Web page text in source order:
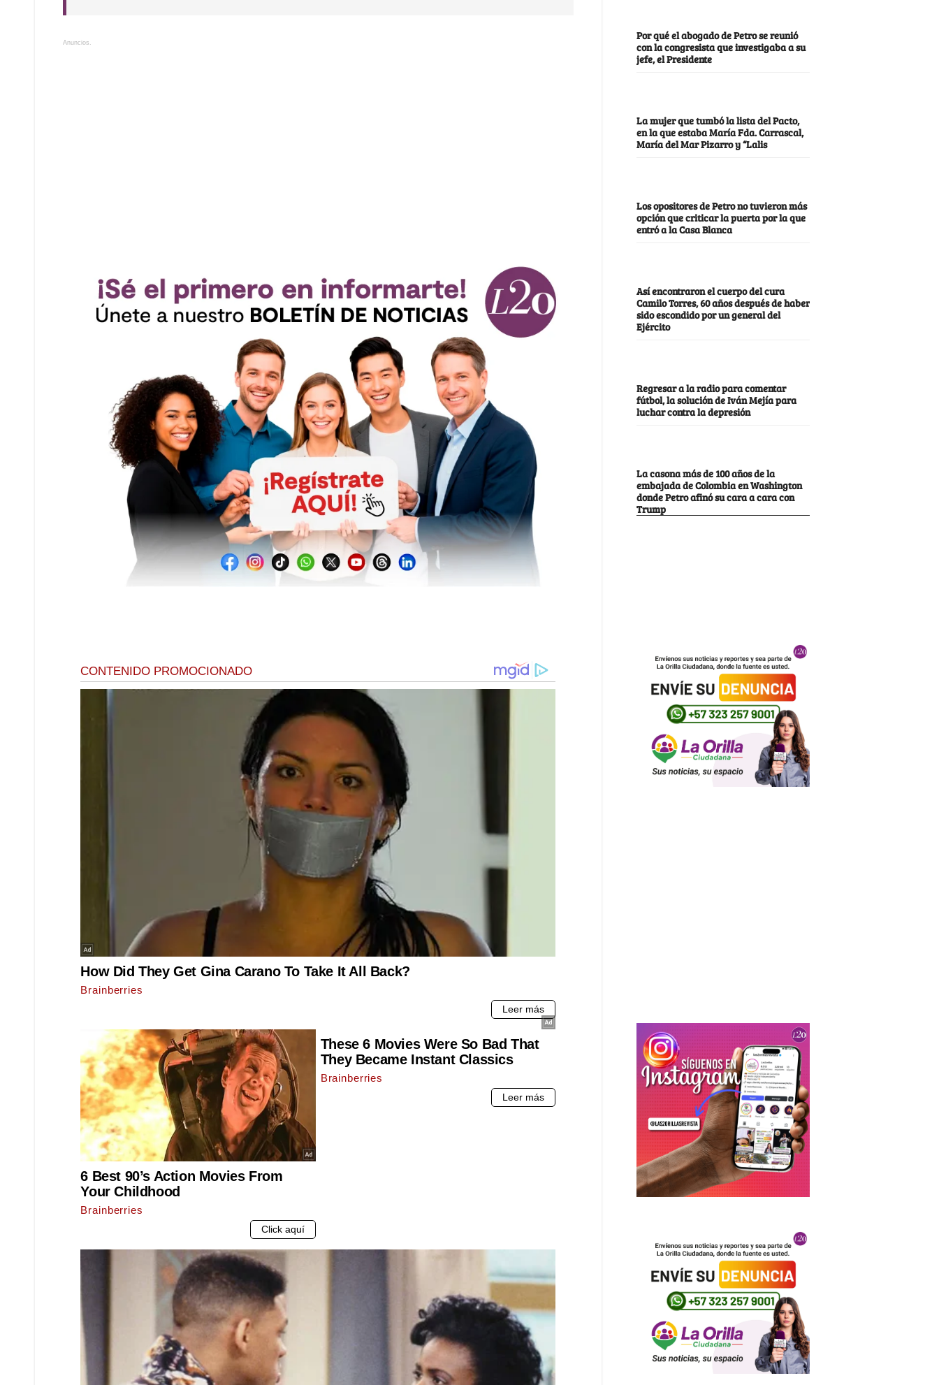
Anuncios.
Por qué el abogado de Petro se reunió
con la congresista que investigaba a su
jefe, el Presidente
La mujer que tumbó la lista del Pacto,
en la que estaba María Fda. Carrascal,
María del Mar Pizarro y “Lalis
Los opositores de Petro no tuvieron más
opción que criticar la puerta por la que
entró a la Casa Blanca
Así encontraron el cuerpo del cura
Camilo Torres, 60 años después de haber
sido escondido por un general del
Ejército
Regresar a la radio para comentar
fútbol, la solución de Iván Mejía para
luchar contra la depresión
La casona más de 100 años de la
embajada de Colombia en Washington
donde Petro afinó su cara a cara con
Trump